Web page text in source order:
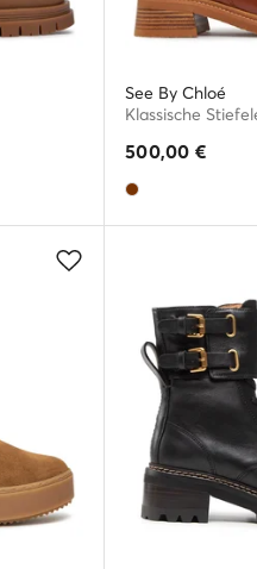
See By Chloé
500,00 €